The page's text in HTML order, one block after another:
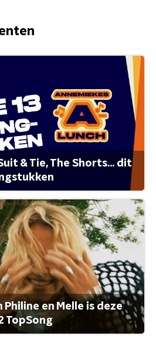
& Tie, The Shorts... dit
Philine en Melle is deze
TopSong